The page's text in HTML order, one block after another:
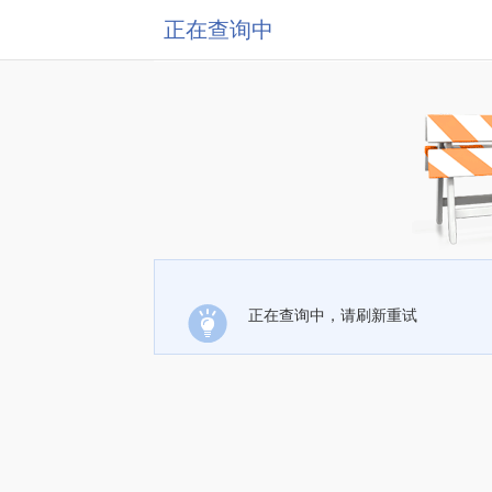
正在查询中
正在查询中，请刷新重试